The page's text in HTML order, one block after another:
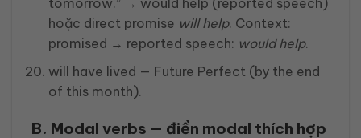
tomorrow.” → would help (reported speech)
hoặc direct promise will help. Context:
promised → reported speech: would help.
will have lived — Future Perfect (by the end
of this month).
B. Modal verbs — điền modal thích hợp